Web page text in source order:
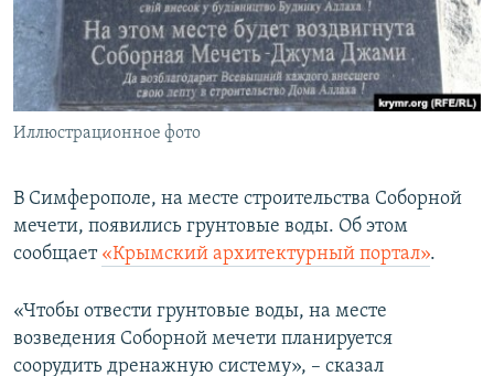
ПОБЕДИТЕЛЕЙ НЕ СУДЯТ?
КРЫМ.НЕПОКОРЕННЫЙ
ELIFBE
УКРАИНСКАЯ ПРОБЛЕМА КРЫМА
ПРИСОЕДИНЯЙТЕСЬ!
Иллюстрационное фото
В Симферополе, на месте строительства Соборной
мечети, появились грунтовые воды. Об этом
сообщает «Крымский архитектурный портал».
«Чтобы отвести грунтовые воды, на месте
возведения Соборной мечети планируется
соорудить дренажную систему», – сказал